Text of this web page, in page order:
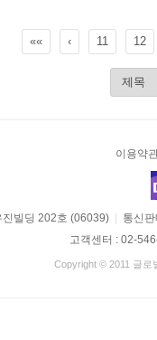
«« ‹ 11 12
이용약
진빌딩 202호 (06039)
통신
고객센터 : 02-
Copyright © 2011 글로